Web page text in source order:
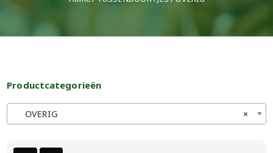
Productcategorieën
×
OVERIG